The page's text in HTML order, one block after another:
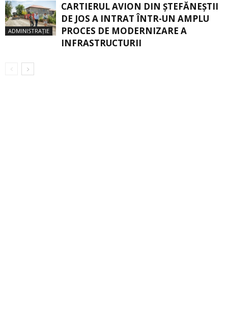
ADMINISTRAȚIE
CARTIERUL AVION DIN ŞTEFĂNEŞTII
DE JOS A INTRAT ÎNTR-UN AMPLU
PROCES DE MODERNIZARE A
INFRASTRUCTURII